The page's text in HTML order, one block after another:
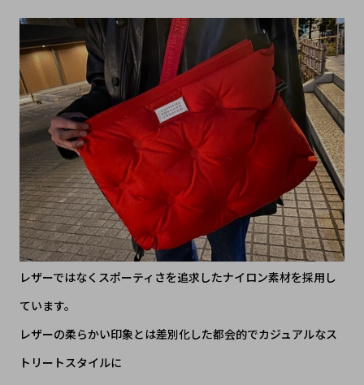
レザーではなくスポーティさを追求したナイロン素材を採用し
ています。
レザーの柔らかい印象とは差別化した都会的でカジュアルなス
トリートスタイルに